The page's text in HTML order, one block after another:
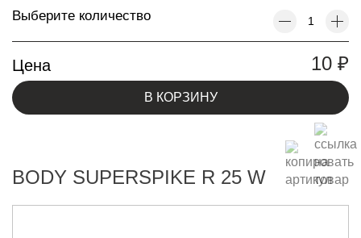
Выберите количество
Цена 10 ₽
В КОРЗИНУ
BODY SUPERSPIKE R 25 W